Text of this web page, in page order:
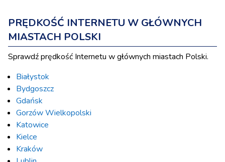
PRĘDKOŚĆ INTERNETU W GŁÓWNYCH
MIASTACH POLSKI
Sprawdź prędkość Internetu w głównych miastach Polski.
Białystok
Bydgoszcz
Gdańsk
Gorzów Wielkopolski
Katowice
Kielce
Kraków